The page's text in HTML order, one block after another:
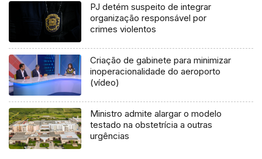
PJ detém suspeito de integrar
organização responsável por
crimes violentos
Criação de gabinete para minimizar
inoperacionalidade do aeroporto
(vídeo)
Ministro admite alargar o modelo
testado na obstetrícia a outras
urgências